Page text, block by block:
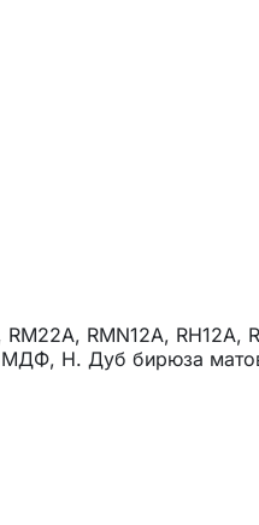
RMN12A, RH12A,
МДФ, Н. Дуб бирюза